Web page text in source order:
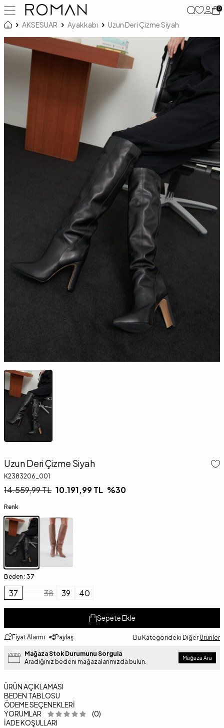
0
AKSESUAR Ayakkabı Uzun Deri Çizme Siyah
Uzun Deri Çizme Siyah
K2383206_001
14.559,99TL 10.191,99TL %30
Renk
Beden : 37
37 38 39 40
Sepete Ekle
Fiyat Alarmı Paylaş Bu Kategorideki Diğer Ürünler
Mağaza Stok Durumunu Sorgula
Aradığınız bedeni mağazalarımızda bulun.
Mağaza Ara
ÜRÜN AÇIKLAMASI
BEDEN TABLOSU
ÖDEME SEÇENEKLERI
YORUMLAR
(0)
İADE KOŞULLARI